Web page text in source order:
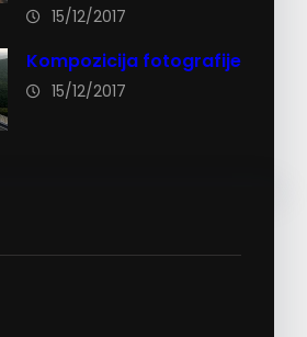
15/12/2017
Kompozicija fotografije
15/12/2017